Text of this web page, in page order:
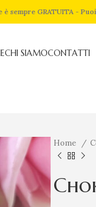
GRATUITA -
CHI SIAMOCONTATTI
Home